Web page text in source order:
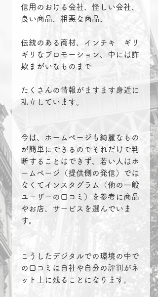
信用のおける会社、怪しい会社、
良い商品、粗悪な商品、
伝統のある商材、インチキ　ギリ
ギリなプロモーション、中には詐
欺まがいなものまで
たくさんの情報がますます身近に
乱立しています。
今は、ホームページも綺麗なもの
が簡単にできるのでそれだけで判
断することはできず、若い人はホ
ームページ（提供側の発信）では
なくてインスタグラム（他の一般
ユーザーの口コミ）を参考に商品
やお店、サービスを選んでいま
す。
こうしたデジタルでの環境の中で
の口コミは自社や自分の評判がネ
ット上に残ることになります。